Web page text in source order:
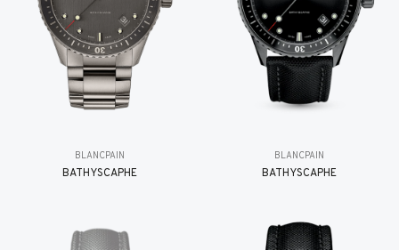
BLANCPAIN
BATHYSCAPHE
BLANCPAIN
BATHYSCAPHE